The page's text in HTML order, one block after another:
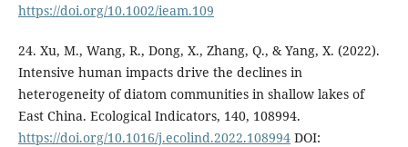
https://doi.org/10.1002/ieam.109
24. Xu, M., Wang, R., Dong, X., Zhang, Q., & Yang, X. (2022).
Intensive human impacts drive the declines in
heterogeneity of diatom communities in shallow lakes of
East China. Ecological Indicators, 140, 108994.
https://doi.org/10.1016/j.ecolind.2022.108994DOI: